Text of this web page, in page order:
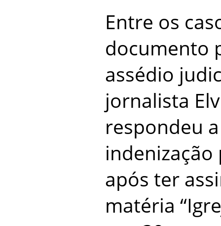
Entre os
documento
assédio
jornalista
respondeu
após ter
matéria